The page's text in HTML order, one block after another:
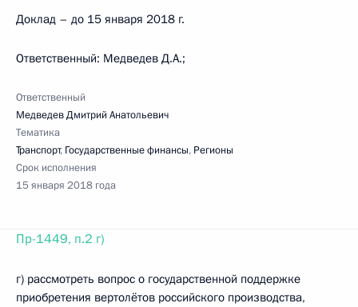
Доклад – до 15 января 2018 г.
Ответственный: Медведев Д.А.;
Ответственный
Медведев Дмитрий Анатольевич
Тематика
Транспорт, Государственные финансы, Регионы
Срок исполнения
15 января 2018 года
Пр-1449, п.2 г)
г) рассмотреть вопрос о государственной поддержке
приобретения вертолётов российского производства,